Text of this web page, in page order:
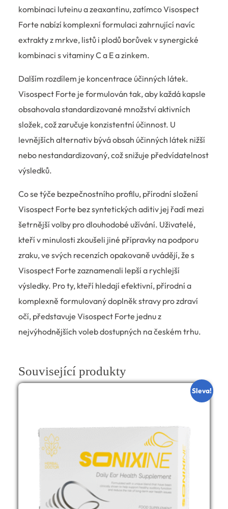
kombinaci luteinu a zeaxantinu, zatímco Visospect
Forte nabízí komplexní formulaci zahrnující navíc
extrakty z mrkve, listů i plodů borůvek v synergické
kombinaci s vitaminy C a E a zinkem.
Dalším rozdílem je koncentrace účinných látek.
Visospect Forte je formulován tak, aby každá kapsle
obsahovala standardizované množství aktivních
složek, což zaručuje konzistentní účinnost. U
levnějších alternativ bývá obsah účinných látek nižší
nebo nestandardizovaný, což snižuje předvídatelnost
výsledků.
Co se týče bezpečnostního profilu, přírodní složení
Visospect Forte bez syntetických aditiv jej řadí mezi
šetrnější volby pro dlouhodobé užívání. Uživatelé,
kteří v minulosti zkoušeli jiné přípravky na podporu
zraku, ve svých recenzích opakovaně uvádějí, že s
Visospect Forte zaznamenali lepší a rychlejší
výsledky. Pro ty, kteří hledají efektivní, přírodní a
komplexně formulovaný doplněk stravy pro zdraví
očí, představuje Visospect Forte jednu z
nejvýhodnějších voleb dostupných na českém trhu.
Související produkty
Sleva!